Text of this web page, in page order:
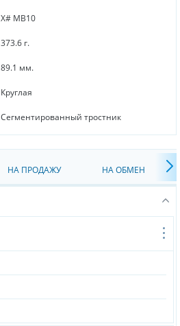
X# MB10
373.6 г.
89.1 мм.
Круглая
Сегментированный тростник
НА ПРОДАЖУ НА ОБМЕН